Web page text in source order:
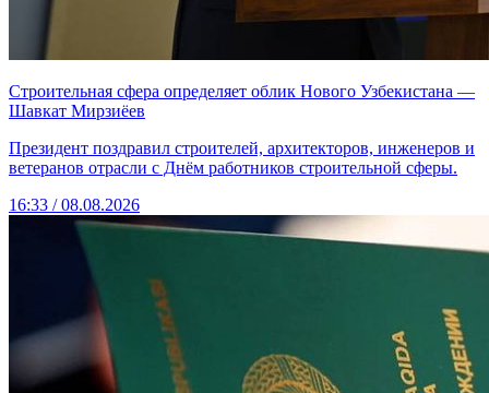
Строительная сфера определяет облик Нового Узбекистана —
Шавкат Мирзиёев
Президент поздравил строителей, архитекторов, инженеров и
ветеранов отрасли с Днём работников строительной сферы.
16:33 / 08.08.2026